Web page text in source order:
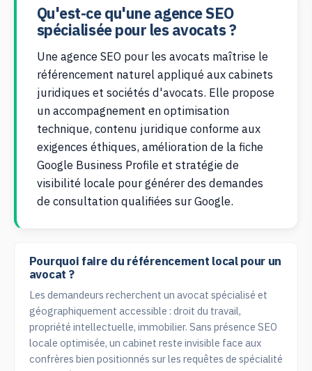
Qu'est-ce qu'une agence SEO
spécialisée pour les avocats ?
Une agence SEO pour les avocats maîtrise le
référencement naturel appliqué aux cabinets
juridiques et sociétés d'avocats. Elle propose
un accompagnement en optimisation
technique, contenu juridique conforme aux
exigences éthiques, amélioration de la fiche
Google Business Profile et stratégie de
visibilité locale pour générer des demandes
de consultation qualifiées sur Google.
Pourquoi faire du référencement local pour un
avocat ?
Les demandeurs recherchent un avocat spécialisé et
géographiquement accessible : droit du travail,
propriété intellectuelle, immobilier. Sans présence SEO
locale optimisée, un cabinet reste invisible face aux
confrères bien positionnés sur les requêtes de spécialité